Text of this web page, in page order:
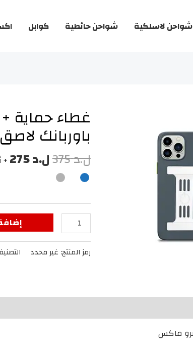
شواحن لاسلكية شواحن حائطية كوابل
غطاء حماية
باوربانك لاصق
ل.د375 ل.د275
+
كمية
غطاء
حماية
+
إضاءة
+
رمز المنتج: غير محدد